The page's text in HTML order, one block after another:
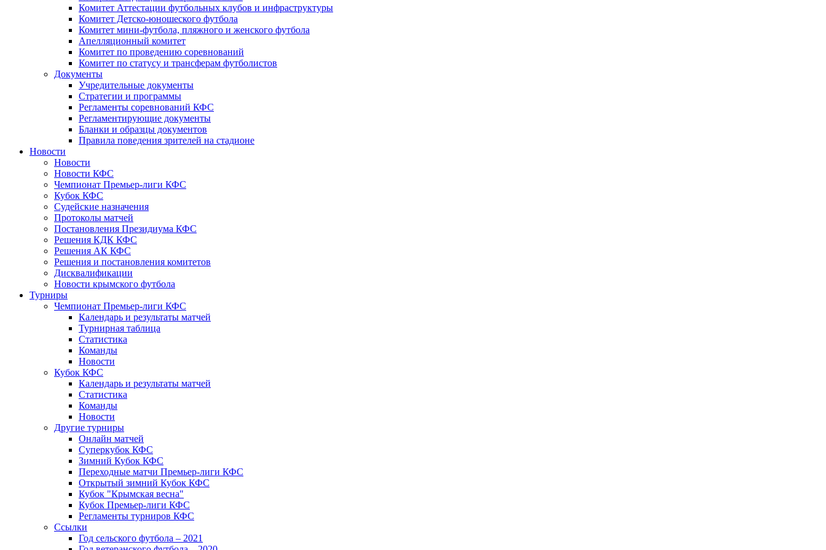
Комитет Аттестации футбольных клубов и инфраструктуры
Комитет Детско-юношеского футбола
Комитет мини-футбола, пляжного и женского футбола
Апелляционный комитет
Комитет по проведению соревнований
Комитет по статусу и трансферам футболистов
Документы
Учредительные документы
Стратегии и программы
Регламенты соревнований КФС
Регламентирующие документы
Бланки и образцы документов
Правила поведения зрителей на стадионе
Новости
Новости
Новости КФС
Чемпионат Премьер-лиги КФС
Кубок КФС
Судейские назначения
Протоколы матчей
Постановления Президиума КФС
Решения КДК КФС
Решения АК КФС
Решения и постановления комитетов
Дисквалификации
Новости крымского футбола
Турниры
Чемпионат Премьер-лиги КФС
Календарь и результаты матчей
Турнирная таблица
Статистика
Команды
Новости
Кубок КФС
Календарь и результаты матчей
Статистика
Команды
Новости
Другие турниры
Онлайн матчей
Суперкубок КФС
Зимний Кубок КФС
Переходные матчи Премьер-лиги КФС
Открытый зимний Кубок КФС
Кубок "Крымская весна"
Кубок Премьер-лиги КФС
Регламенты турниров КФС
Ссылки
Год сельского футбола – 2021